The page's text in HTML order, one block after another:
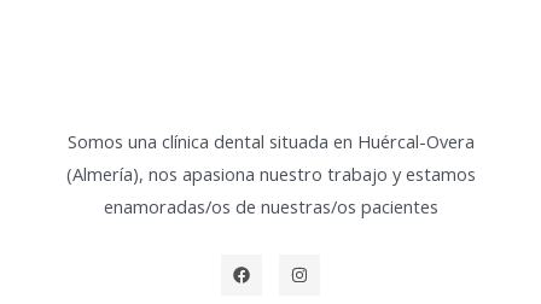
Somos una clínica dental situada en Huércal-Overa
(Almería), nos apasiona nuestro trabajo y estamos
enamoradas/os de nuestras/os pacientes